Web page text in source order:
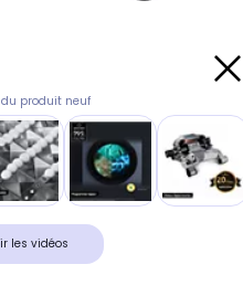
produit neuf
les vidéos